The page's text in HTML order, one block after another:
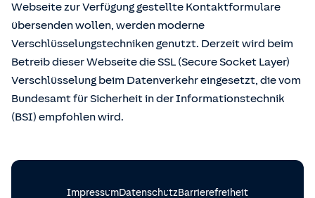
Webseite zur Verfügung gestellte Kontaktformulare
übersenden wollen, werden moderne
Verschlüsselungstechniken genutzt. Derzeit wird beim
Betreib dieser Webseite die SSL (Secure Socket Layer)
Verschlüsselung beim Datenverkehr eingesetzt, die vom
Bundesamt für Sicherheit in der Informationstechnik
(BSI) empfohlen wird.
ImpressumDatenschutzBarrierefreiheit